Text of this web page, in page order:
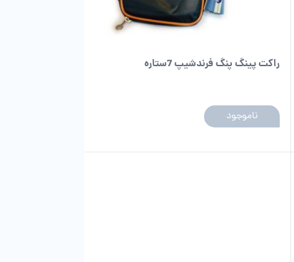
راکت پینگ پنگ فرندشیپ 7ستاره
ناموجود